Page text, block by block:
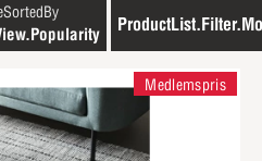
Medlemspris